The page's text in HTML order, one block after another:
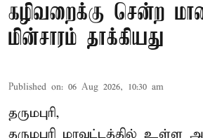
கழிவறைக்கு சென்ற
மின்சாரம் தாக்கியது
Published on: 06 Aug 2026, 10:30 am
தருமபுரி,
தருமபுரி மாவட்டத்தில் உள்ள